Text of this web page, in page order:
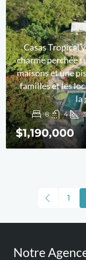
Casas Tropical
charme perchée
maisons et une
familles et les
la
8 4
$1,190,000
1
Notre